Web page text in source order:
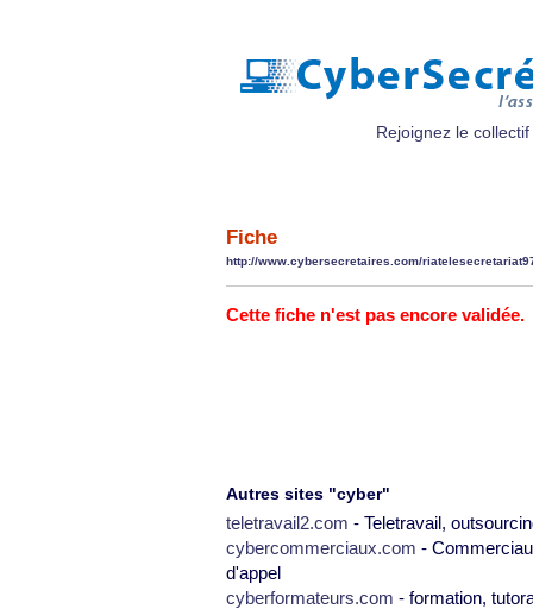
Rejoignez le collectif
Fiche
http://www.cybersecretaires.com/
Cette fiche n'est pas encore validée.
Autres sites "cyber"
teletravail2.com - Teletravail,
cybercommerciaux.com -
d'appel
cyberformateurs.com - formation,